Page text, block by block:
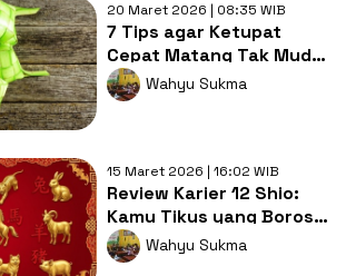
20 Maret 2026 | 08:35 WIB
7 Tips agar Ketupat
Cepat Matang Tak Mudah
Basi, Hidangan Spesial
Lebaran
Wahyu Sukma
15 Maret 2026 | 16:02 WIB
Review Karier 12 Shio:
Kamu Tikus yang Boros
atau Naga yang Ambisius
tapi Keras Kepala?
Wahyu Sukma